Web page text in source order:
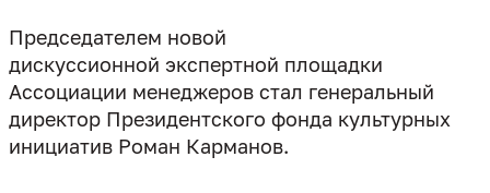
Председателем новой
дискуссионной экспертной площадки
Ассоциации менеджеров стал генеральный
директор Президентского фонда культурных
инициатив Роман Карманов.